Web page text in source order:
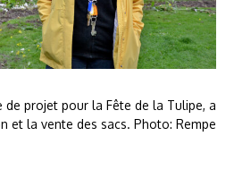
de projet pour la Fête de la Tulipe, a
et la vente des sacs. Photo: Rempe